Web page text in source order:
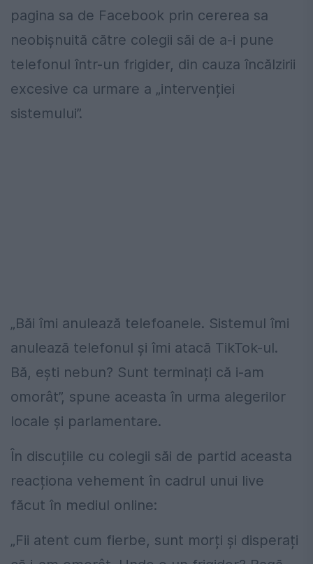
pagina sa de Facebook prin cererea sa
neobișnuită către colegii săi de a-i pune
telefonul într-un frigider, din cauza încălzirii
excesive ca urmare a „intervenției
sistemului”.
„Băi îmi anulează telefoanele. Sistemul îmi
anulează telefonul și îmi atacă TikTok-ul.
Bă, ești nebun? Sunt terminați că i-am
omorât”, spune aceasta în urma alegerilor
locale și parlamentare.
În discuțiile cu colegii săi de partid aceasta
reacționa vehement în cadrul unui live
făcut în mediul online:
„Fii atent cum fierbe, sunt morți și disperați